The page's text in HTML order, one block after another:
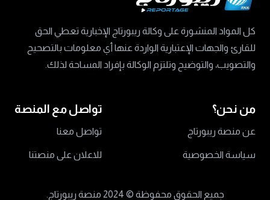
كل المواد المنشورة على وكالة ريبورتاج الإخبارية تعطي الحق
للقارئ والجهات الإعتبارية الواردة عنها أي معلومات بالتصحيح
والتصويب، والتوضيح وتلتزم الوكالة بإفراد المساحة لذلك.
من نحن؟
عن منصة ريبورتاج
سياسة الخصوصية
تواصل مع المنصة
تواصل معنا
للاعلان على منصتنا
جميع الحقوق محفوظة © 2024 منصة ريبورتاج.